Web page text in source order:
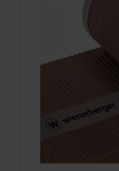
Next